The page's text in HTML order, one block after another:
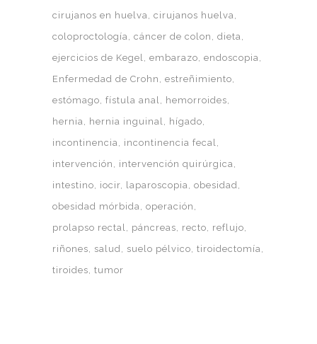
cirujanos en huelva
cirujanos huelva
coloproctología
cáncer de colon
dieta
ejercicios de Kegel
embarazo endoscopia
Enfermedad de Crohn
estreñimiento
estómago fístula anal
hemorroides
hernia
hernia inguinal
hígado
incontinencia
incontinencia fecal
intervención
intervención quirúrgica
intestino
iocir laparoscopia
obesidad
obesidad mórbida
operación
prolapso rectal
páncreas recto
reflujo
riñones
salud suelo pélvico tiroidectomía
tiroides tumor